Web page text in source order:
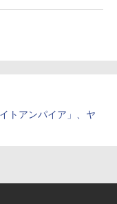
トアンパイア」、ヤ